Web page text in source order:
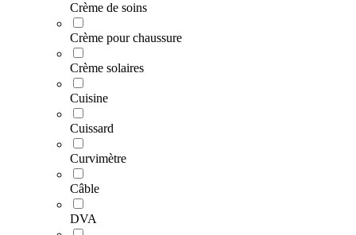
Crème de soins
Crème pour chaussure
Crème solaires
Cuisine
Cuissard
Curvimètre
Câble
DVA